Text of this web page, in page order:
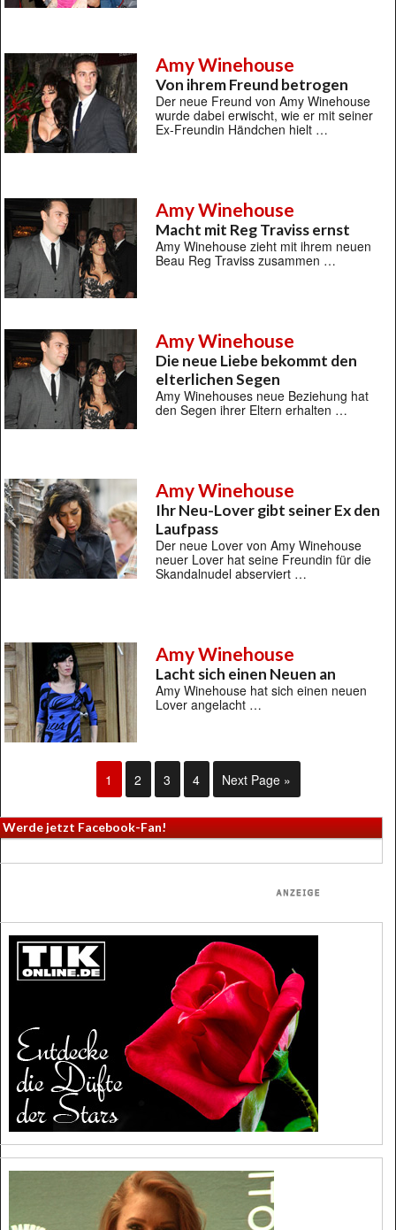
Amy Winehouse
Von ihrem Freund betrogen
Der neue Freund von Amy Winehouse
wurde dabei erwischt, wie er mit seiner
Ex-Freundin Händchen hielt …
Amy Winehouse
Macht mit Reg Traviss ernst
Amy Winehouse zieht mit ihrem neuen
Beau Reg Traviss zusammen …
Amy Winehouse
Die neue Liebe bekommt den
elterlichen Segen
Amy Winehouses neue Beziehung hat
den Segen ihrer Eltern erhalten …
Amy Winehouse
Ihr Neu-Lover gibt seiner Ex den
Laufpass
Der neue Lover von Amy Winehouse
neuer Lover hat seine Freundin für die
Skandalnudel abserviert …
Amy Winehouse
Lacht sich einen Neuen an
Amy Winehouse hat sich einen neuen
Lover angelacht …
1 2 3 4 Next Page »
Werde jetzt Facebook-Fan!